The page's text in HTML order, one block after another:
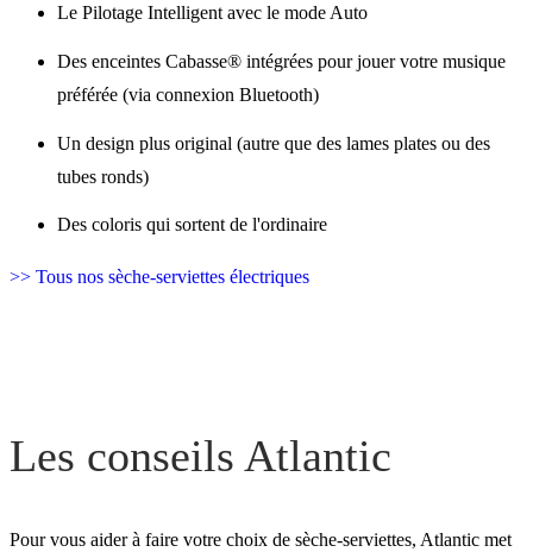
Le Pilotage Intelligent avec le mode Auto
Des enceintes Cabasse® intégrées pour jouer votre musique
préférée (via connexion Bluetooth)
Un design plus original (autre que des lames plates ou des
tubes ronds)
Des coloris qui sortent de l'ordinaire
>> Tous nos sèche-serviettes électriques
Les conseils Atlantic
Pour vous aider à faire votre choix de sèche-serviettes, Atlantic met